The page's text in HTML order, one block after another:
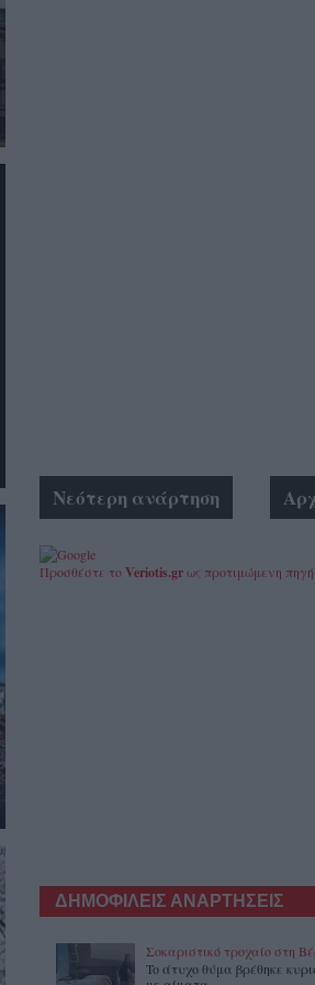
Νεότερη ανάρτηση
Προσθέστε τοVeriotis.grως προτιμώμενη
ΔΗΜΟΦΙΛΕΙΣ ΑΝΑΡΤΗΣΕΙΣ
Σοκαριστικό τροχαίο στη
To άτυχο θύμα βρέθηκε